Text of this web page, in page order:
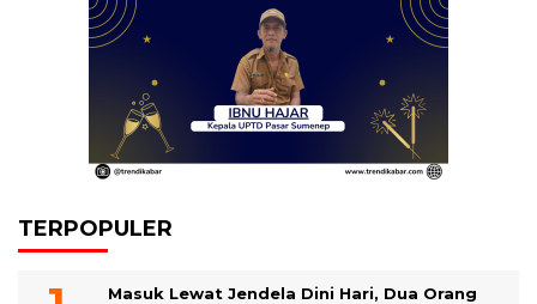
TERPOPULER
Masuk Lewat Jendela Dini Hari, Dua Orang